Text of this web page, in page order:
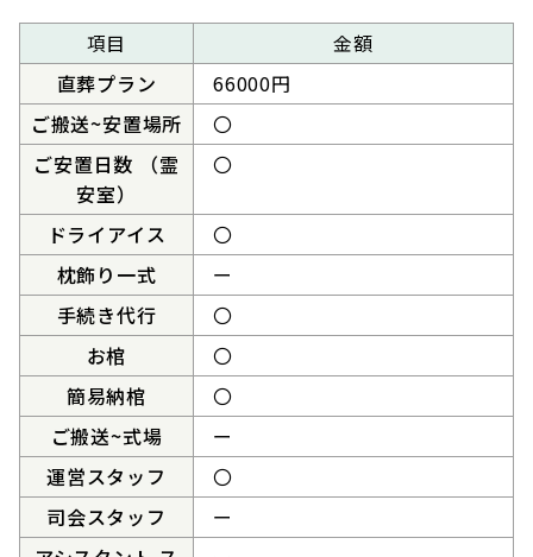
項目
金額
直葬プラン
66000円
ご搬送~安置場所
〇
ご安置日数 （霊
安室）
〇
ドライアイス
〇
枕飾り一式
ー
手続き代行
〇
お棺
〇
簡易納棺
〇
ご搬送~式場
ー
運営スタッフ
〇
司会スタッフ
ー